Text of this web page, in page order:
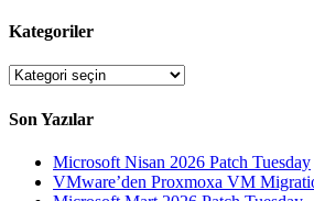
Kategoriler
Kategoriler
Son Yazılar
Microsoft Nisan 2026 Patch Tuesday
VMware’den Proxmoxa VM